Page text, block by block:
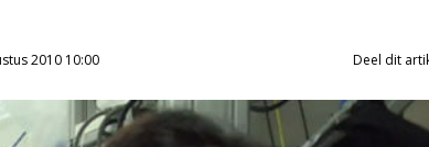
2010 10:00 Deel dit